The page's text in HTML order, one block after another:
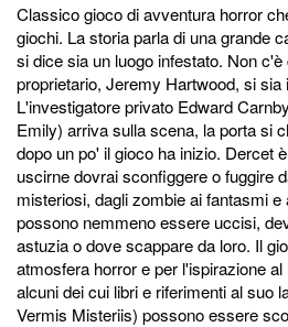
Classico gioco di avventura horror
giochi. La storia parla di una grande
si dice sia un luogo infestato. Non
proprietario, Jeremy Hartwood, si
L'investigatore privato Edward
Emily) arriva sulla scena, la porta si
dopo un po' il gioco ha inizio. Dercet
uscirne dovrai sconfiggere o fuggire
misteriosi, dagli zombie ai fantasmi
possono nemmeno essere uccisi,
astuzia o dove scappare da loro. Il
atmosfera horror e per l'ispirazione
alcuni dei cui libri e riferimenti al suo
Vermis Misteriis) possono essere